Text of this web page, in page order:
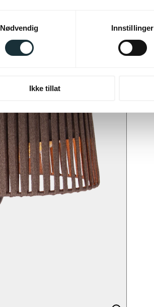
Nødvendig
Innstillinger
Ikke tillat